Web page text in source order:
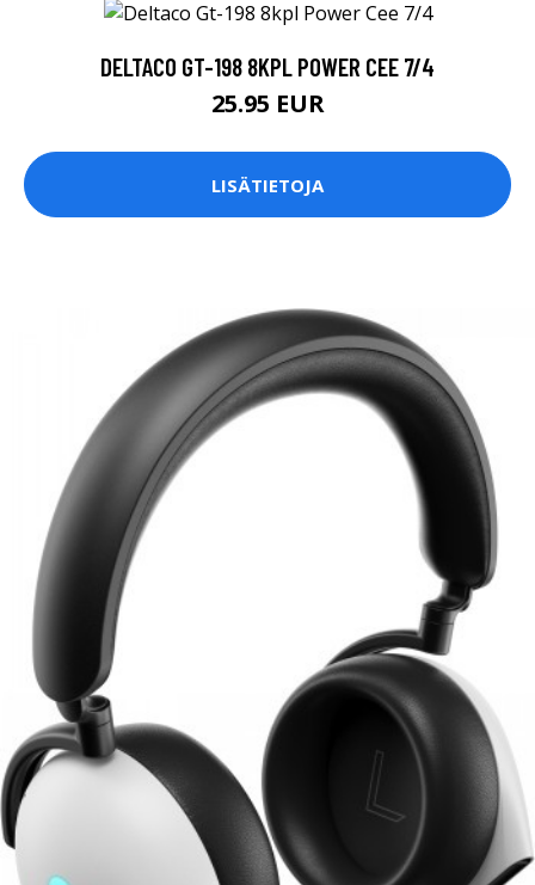
DELTACO GT-198 8KPL POWER CEE 7/4
25.95 EUR
LISÄTIETOJA